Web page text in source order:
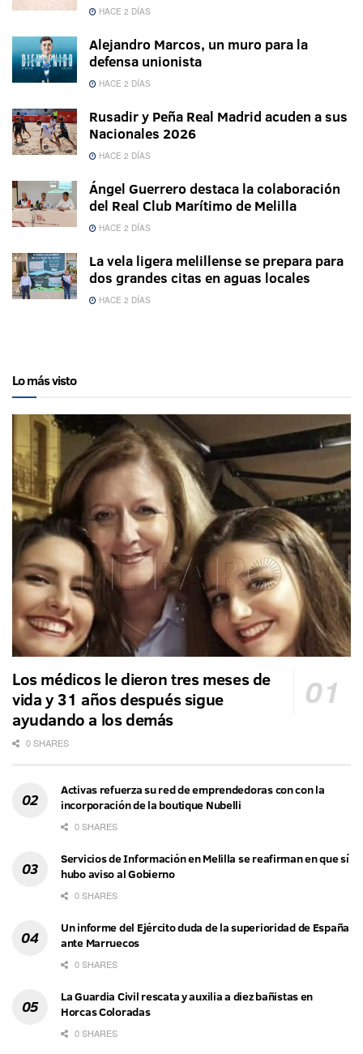
HACE 2 DÍAS
Alejandro Marcos, un muro para la
defensa unionista
HACE 2 DÍAS
Rusadir y Peña Real Madrid acuden a sus
Nacionales 2026
HACE 2 DÍAS
Ángel Guerrero destaca la colaboración
del Real Club Marítimo de Melilla
HACE 2 DÍAS
La vela ligera melillense se prepara para
dos grandes citas en aguas locales
HACE 2 DÍAS
Lo más visto
Los médicos le dieron tres meses de
vida y 31 años después sigue
ayudando a los demás
0 SHARES
Activas refuerza su red de emprendedoras con con la
incorporación de la boutique Nubelli
0 SHARES
Servicios de Información en Melilla se reafirman en que sí
hubo aviso al Gobierno
0 SHARES
Un informe del Ejército duda de la superioridad de España
ante Marruecos
0 SHARES
La Guardia Civil rescata y auxilia a diez bañistas en
Horcas Coloradas
0 SHARES